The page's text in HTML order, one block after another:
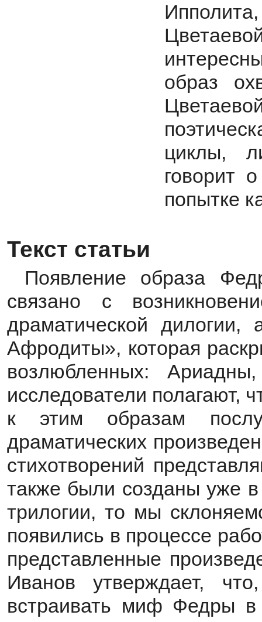
образ
циклы,
говорит
попытке
Текст статьи
Появление образа
связано с
драматической дилогии,
Афродиты», которая
возлюбленных:
исследователи полагают,
к этим образам
драматических
стихотворений
также были созданы уже
трилогии, то мы
появились в процессе
представленные
Иванов утверждает,
встраивать миф Федры